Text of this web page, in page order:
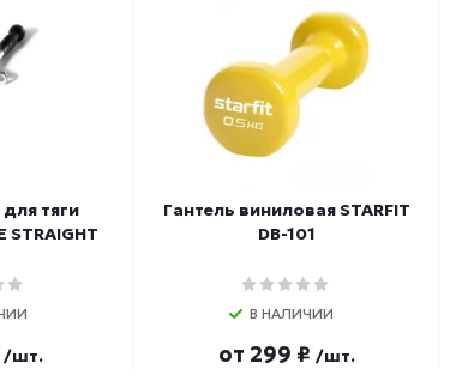
тяги
STRAIGHT
/шт.
Гантель виниловая STARFIT
DB-101
В НАЛИЧИИ
от 299 ₽ /шт.